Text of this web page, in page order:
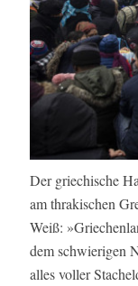
Der griechische
am thrakischen
Weiß:
dem schwierigen
alles voller